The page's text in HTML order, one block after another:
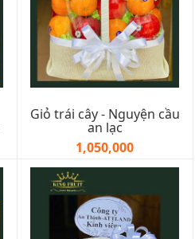
Giỏ trái cây - Nguyện cầu
an lạc
1,050,000